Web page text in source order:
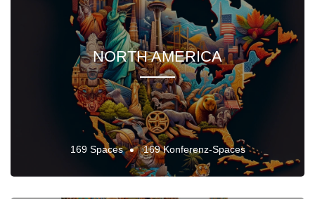
NORTH AMERICA
169 Spaces 169 Konferenz-Spaces